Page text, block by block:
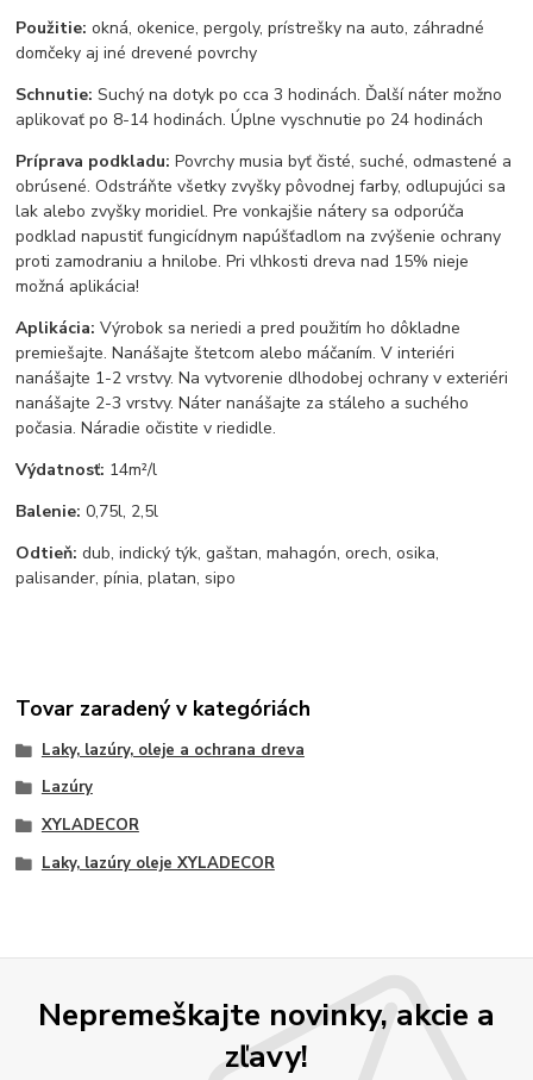
Použitie: okná, okenice, pergoly, prístrešky na auto, záhradné
domčeky aj iné drevené povrchy
Schnutie: Suchý na dotyk po cca 3 hodinách. Ďalší náter možno
aplikovať po 8-14 hodinách. Úplne vyschnutie po 24 hodinách
Príprava podkladu:Povrchy musia byť čisté, suché, odmastené a
obrúsené. Odstráňte všetky zvyšky pôvodnej farby, odlupujúci sa
lak alebo zvyšky moridiel. Pre vonkajšie nátery sa odporúča
podklad napustiť fungicídnym napúšťadlom na zvýšenie ochrany
proti zamodraniu a hnilobe. Pri vlhkosti dreva nad 15% nieje
možná aplikácia!
Aplikácia: Výrobok sa neriedi a pred použitím ho dôkladne
premiešajte. Nanášajte štetcom alebo máčaním. V interiéri
nanášajte 1-2 vrstvy. Na vytvorenie dlhodobej ochrany v exteriéri
nanášajte 2-3 vrstvy. Náter nanášajte za stáleho a suchého
počasia. Náradie očistite v riedidle.
Výdatnosť: 14m²/l
Balenie:0,75l, 2,5l
Odtieň:dub, indický týk, gaštan, mahagón, orech, osika,
palisander, pínia, platan, sipo
Tovar zaradený v kategóriách
Laky, lazúry, oleje a ochrana dreva
Lazúry
XYLADECOR
Laky, lazúry oleje XYLADECOR
Nepremeškajte novinky, akcie a
zľavy!